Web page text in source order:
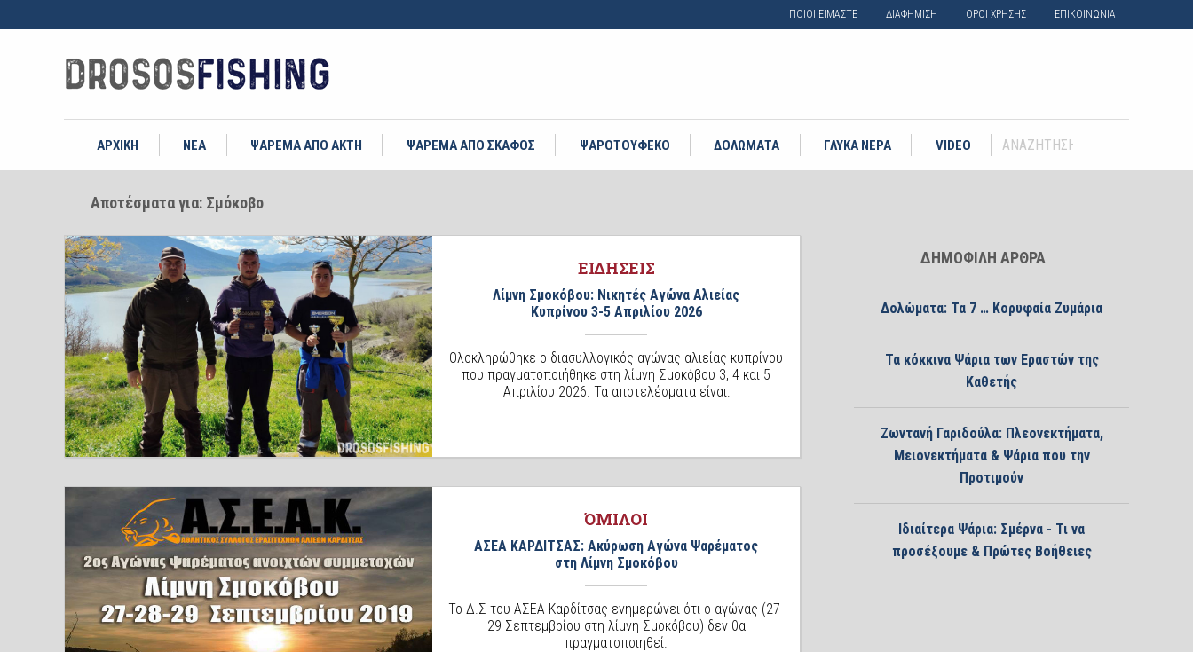
ΠΟΙΟΙ ΕΙΜΑΣΤΕ ΔΙΑΦΗΜΙΣΗ ΟΡΟΙ ΧΡΗΣΗΣ ΕΠΙΚΟΙΝΩΝΙΑ
ΑΡΧΙΚΗ ΝΕΑ ΨΑΡΕΜΑ ΑΠΟ ΑΚΤΗ ΨΑΡΕΜΑ ΑΠΟ ΣΚΑΦΟΣ ΨΑΡΟΤΟΥΦΕΚΟ ΔΟΛΩΜΑΤΑ ΓΛΥΚΑ ΝΕΡΑ VIDEO
Αποτέσματα για: Σμόκοβο
ΕΙΔΗΣΕΙΣ
Λίμνη Σμοκόβου: Νικητές Αγώνα Αλιείας
Κυπρίνου 3-5 Απριλίου 2026
Ολοκληρώθηκε ο διασυλλογικός αγώνας αλιείας κυπρίνου
που πραγματοποιήθηκε στη λίμνη Σμοκόβου 3, 4 και 5
Απριλίου 2026. Τα αποτελέσματα είναι:
ΌΜΙΛΟΙ
ΑΣΕΑ ΚΑΡΔΙΤΣΑΣ: Ακύρωση Αγώνα Ψαρέματος
στη Λίμνη Σμοκόβου
Το Δ.Σ του ΑΣΕΑ Καρδίτσας ενημερώνει ότι ο αγώνας (27-
29 Σεπτεμβρίου στη λίμνη Σμοκόβου) δεν θα
πραγματοποιηθεί.
ΔΗΜΟΦΙΛΗ ΑΡΘΡΑ
Δολώματα: Τα 7 … Κορυφαία Ζυμάρια
Τα κόκκινα Ψάρια των Εραστών της
Καθετής
Ζωντανή Γαριδούλα: Πλεονεκτήματα,
Μειονεκτήματα & Ψάρια που την
Προτιμούν
Ιδιαίτερα Ψάρια: Σμέρνα - Τι να
προσέξουμε & Πρώτες Βοήθειες